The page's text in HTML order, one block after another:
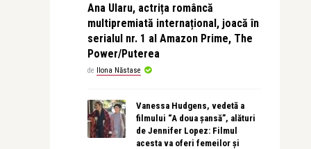
Ana Ularu, actrița româncă
multipremiată internațional, joacă în
serialul nr. 1 al Amazon Prime, The
Power/Puterea
de Ilona Năstase
Vanessa Hudgens, vedetă a
filmului “A doua șansă”, alături
de Jennifer Lopez: Filmul
acesta va oferi femeilor și